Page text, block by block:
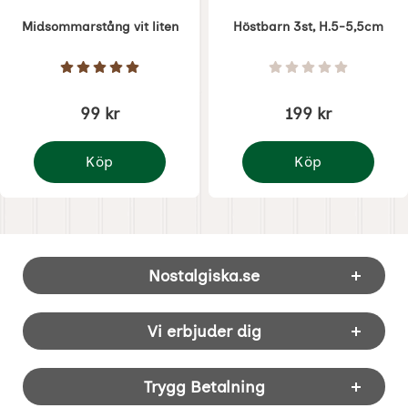
Midsommarstång vit liten
Art. nr 1558 Betyg: 5 Stjärnor av 5
99 kr
Köp
Midsommarstång vit liten
Höstbarn 3st, H.5-5,5cm
Art. nr 8882 Betyg: 0 Stjärnor
199 kr
Köp
Höstbarn 3st, H.5-
Sidfot Blandad info och länkar
Nostalgiska.se
Vi erbjuder dig
Trygg Betalning